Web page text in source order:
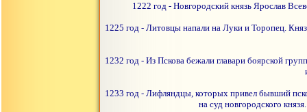
1222 год - Новгородский князь Ярослав
1225 год - Литовцы напали на Луки и Торопец.
1232 год - Из Пскова бежали главари боярской
1233 год - Лифляндцы, которых привел бывший
на суд новгородского